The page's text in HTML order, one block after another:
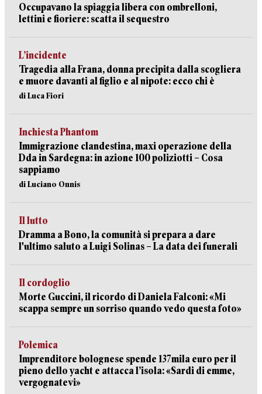
Occupavano la spiaggia libera con ombrelloni,
lettini e fioriere: scatta il sequestro
L’incidente
Tragedia alla Frana, donna precipita dalla scogliera
e muore davanti al figlio e al nipote: ecco chi è
di Luca Fiori
Inchiesta Phantom
Immigrazione clandestina, maxi operazione della
Dda in Sardegna: in azione 100 poliziotti – Cosa
sappiamo
di Luciano Onnis
Il lutto
Dramma a Bono, la comunità si prepara a dare
l'ultimo saluto a Luigi Solinas – La data dei funerali
Il cordoglio
Morte Guccini, il ricordo di Daniela Falconi: «Mi
scappa sempre un sorriso quando vedo questa foto»
Polemica
Imprenditore bolognese spende 137mila euro per il
pieno dello yacht e attacca l’isola: «Sardi di emme,
vergognatevi»